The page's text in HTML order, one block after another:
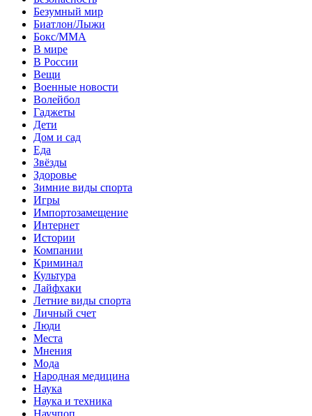
Безумный мир
Биатлон/Лыжи
Бокс/MMA
В мире
В России
Вещи
Военные новости
Волейбол
Гаджеты
Дети
Дом и сад
Еда
Звёзды
Здоровье
Зимние виды спорта
Игры
Импортозамещение
Интернет
Истории
Компании
Криминал
Культура
Лайфхаки
Летние виды спорта
Личный счет
Люди
Места
Мнения
Мода
Народная медицина
Наука
Наука и техника
Научпоп